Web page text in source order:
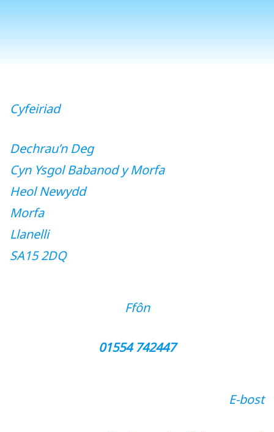
Cyfeiriad
Dechrau’n Deg
Cyn Ysgol Babanod y Morfa
Heol Newydd
Morfa
Llanelli
SA15 2DQ
Ffôn
01554 742447
E-bost